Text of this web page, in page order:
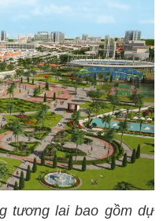
tương lai bao gồm dự